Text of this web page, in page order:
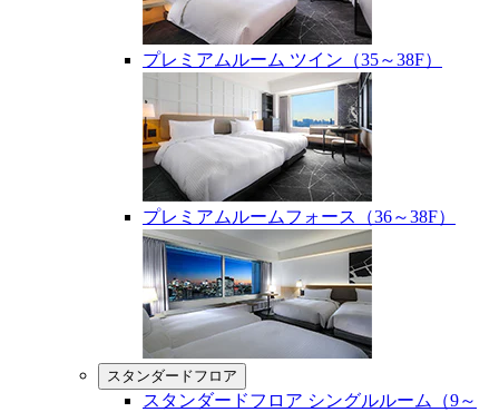
プレミアムルーム ツイン（35～38F）
プレミアムルームフォース（36～38F）
スタンダードフロア
スタンダードフロア シングルルーム（9～